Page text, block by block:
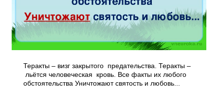
Теракты – визг закрытого предательства. Теракты –
льётся человеческая кровь. Все факты их любого
обстоятельства Уничтожают святость и любовь...